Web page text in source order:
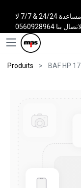
اطلب الان والدفع عند الاستلام اذا احتجت مساعدة 24/24 & 7/7 لا
0560928964
Produits BAF HP 17